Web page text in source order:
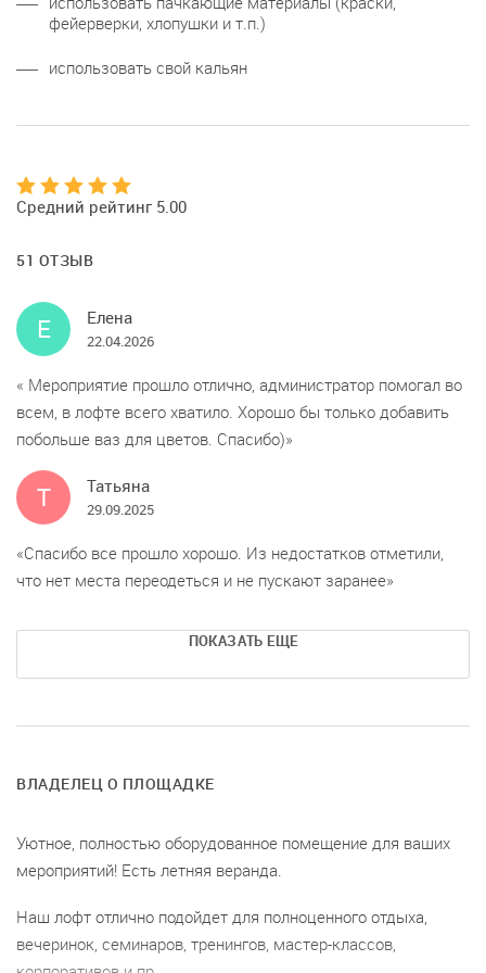
фейерверки, хлопушки и т.п.)
использовать свой кальян
Средний рейтинг 5.00
51 ОТЗЫВ
Е Елена
22.04.2026
Мероприятие прошло отлично, администратор помогал во
всем, в лофте всего хватило. Хорошо бы только добавить
побольше ваз для цветов. Спасибо)
Т Татьяна
29.09.2025
Спасибо все прошло хорошо. Из недостатков отметили,
что нет места переодеться и не пускают заранее
ПОКАЗАТЬ ЕЩЕ
ВЛАДЕЛЕЦ О ПЛОЩАДКЕ
Уютное, полностью оборудованное помещение для ваших
мероприятий! Есть летняя веранда.
Наш лофт отлично подойдет для полноценного отдыха,
вечеринок, семинаров, тренингов, мастер-классов,